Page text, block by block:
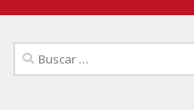
Buscar: